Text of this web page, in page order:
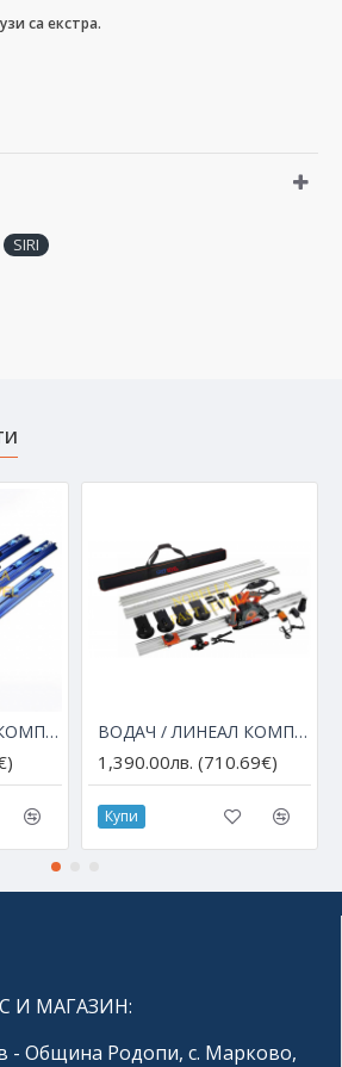
са екстра.
SIRI
ВОДАЧ / ЛИНЕАЛ КОМПЛЕКТ ЗА РЪЧНО РЯЗАНЕ НА ГОЛЯМОФОРМАТНИ ПЛОЧИ до 3.50 м. - FAST LEVEL ВОДАЧ / ЛИНЕАЛ КОМПЛЕКТ ЗА РЪЧНО И ЕЛЕКТРИЧЕСКО РЯЗАНЕ НА ГОЛЯМОФОРМАТНИ ПЛОЧИ до 3.60 м. - FAST LEVEL
1,390.00лв. (710.69€)
Купи
И МАГАЗИН:
- Община Родопи, с. Марково,